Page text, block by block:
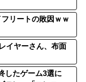
リートの敗因ｗｗ
イヤーさん、布面
したゲーム3選に